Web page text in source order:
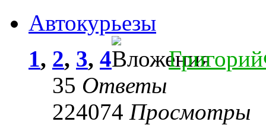
Автокурьезы
1, 2, 3, 4
35 Ответы
224074 Просмотры